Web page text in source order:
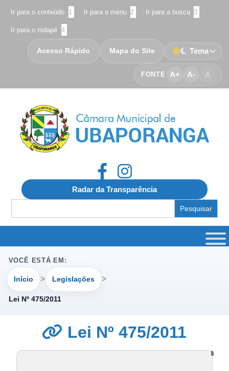
Ir para o conteúdo 1 Ir para o menu 2 Ir para a busca 3
Ir para o rodapé 4
FONTE A+ A- A
Acesso Rápido Mapa do Site Tema
Radar da Transparência
for:
VOCÊ ESTÁ EM:
Início Legislações
Lei Nº 475/2011
Lei Nº 475/2011